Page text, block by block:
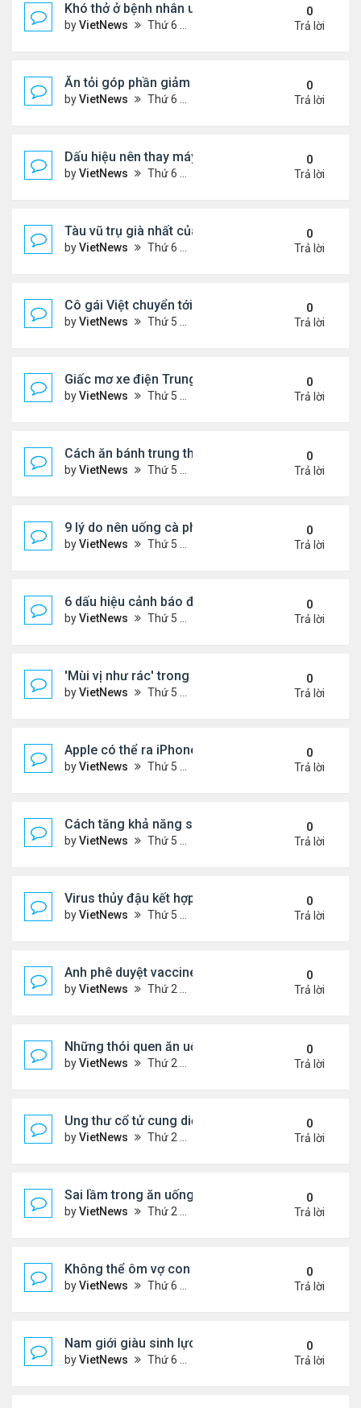
Khó thở ở bệnh nhân ung thư phổi
byVietNews Thứ 6 Tháng 8 19, 2022 5:13 pm
0
Trả lời
Ăn tỏi góp phần giảm cholesterol 'xấu'
byVietNews Thứ 6 Tháng 8 19, 2022 5:11 pm
0
Trả lời
Dấu hiệu nên thay máy giặt mới
byVietNews Thứ 6 Tháng 8 19, 2022 5:09 pm
0
Trả lời
Tàu vũ trụ già nhất của NASA tròn 45 tuổi
byVietNews Thứ 6 Tháng 8 19, 2022 4:29 pm
0
Trả lời
Cô gái Việt chuyển tới Nepal sống vì mê leo núi
byVietNews Thứ 5 Tháng 8 18, 2022 5:32 pm
0
Trả lời
Giấc mơ xe điện Trung Quốc: Các hãng công
byVietNews Thứ 5 Tháng 8 18, 2022 5:28 pm
0
Trả lời
Cách ăn bánh trung thu không lo béo
byVietNews Thứ 5 Tháng 8 18, 2022 5:25 pm
0
Trả lời
9 lý do nên uống cà phê mỗi ngày
byVietNews Thứ 5 Tháng 8 18, 2022 5:11 pm
0
Trả lời
6 dấu hiệu cảnh báo đau tim ở phụ nữ cần lưu ý
byVietNews Thứ 5 Tháng 8 18, 2022 5:09 pm
0
Trả lời
'Mùi vị như rác' trong miệng sau khi uống thuốc
byVietNews Thứ 5 Tháng 8 18, 2022 4:39 pm
0
Trả lời
Apple có thể ra iPhone 14 ngày 7/9
byVietNews Thứ 5 Tháng 8 18, 2022 4:20 pm
0
Trả lời
Cách tăng khả năng sống sót khi máy bay gặp sự
byVietNews Thứ 5 Tháng 8 18, 2022 4:11 pm
0
Trả lời
Virus thủy đậu kết hợp virus mụn rộp thành bệnh
byVietNews Thứ 5 Tháng 8 18, 2022 3:28 pm
0
Trả lời
Anh phê duyệt vaccine đặc hiệu với biến chủng
byVietNews Thứ 2 Tháng 8 15, 2022 3:54 pm
0
Trả lời
Những thói quen ăn uống gây lão hóa nhanh
byVietNews Thứ 2 Tháng 8 15, 2022 3:50 pm
0
Trả lời
Ung thư cổ tử cung diễn tiến âm thầm
byVietNews Thứ 2 Tháng 8 15, 2022 3:48 pm
0
Trả lời
Sai lầm trong ăn uống gây suy giảm sinh lý ở nam
byVietNews Thứ 2 Tháng 8 15, 2022 2:40 pm
0
Trả lời
Không thể ôm vợ con vì căn bệnh quái ác
byVietNews Thứ 6 Tháng 8 12, 2022 4:34 pm
0
Trả lời
Nam giới giàu sinh lực nhất vào thời điểm nào
byVietNews Thứ 6 Tháng 8 12, 2022 3:08 pm
0
Trả lời